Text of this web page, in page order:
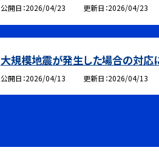
公開日 2026/04/23 更新日 2026/04/23
大規模地震が発生した場合の対応
公開日 2026/04/13 更新日 2026/04/13